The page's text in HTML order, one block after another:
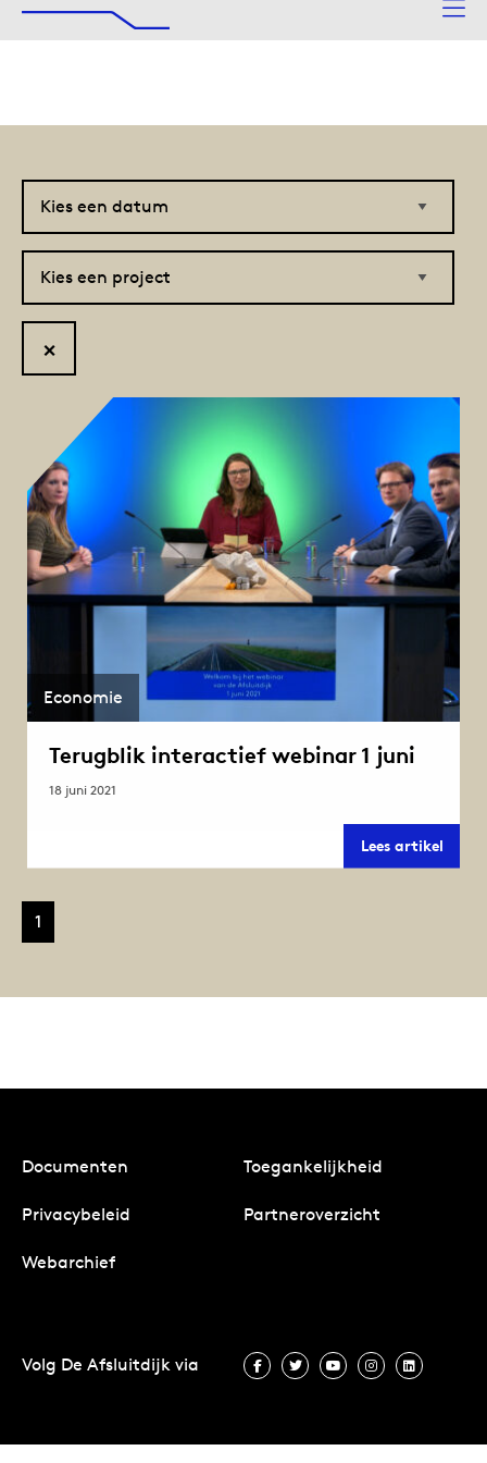
Naar hoofdinhoud
De Afsluitdijk
datum
project
Reset
filter
Terugblik interactief webinar 1 juni
18 juni 2021
Lees artikel
Economie
1
Documenten Toegankelijkheid
Privacybeleid Partneroverzicht
Webarchief
Volg De Afsluitdijk via Volg De Afsluitdijk via Facebook
Volg De Afsluitdijk via
Volg De Afsluitdijk via
Volg De